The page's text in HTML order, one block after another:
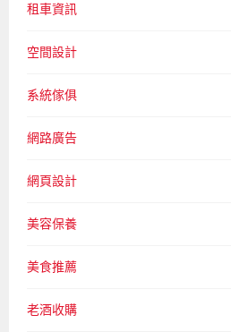
租車資訊
空間設計
系統傢俱
網路廣告
網頁設計
美容保養
美食推薦
老酒收購